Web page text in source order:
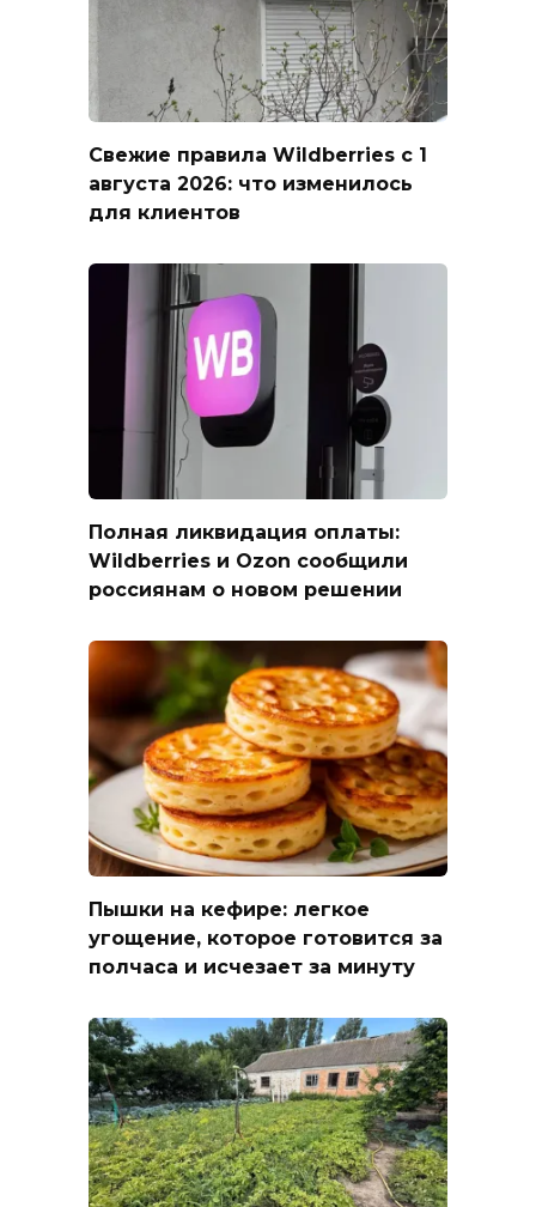
Свежие правила Wildberries с 1
августа 2026: что изменилось
для клиентов
Полная ликвидация оплаты:
Wildberries и Ozon сообщили
россиянам о новом решении
Пышки на кефире: легкое
угощение, которое готовится за
полчаса и исчезает за минуту